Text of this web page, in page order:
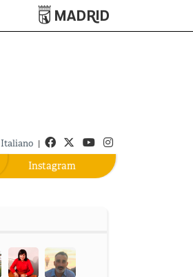
Turismo de Madrid
Italiano | Facebook
TwitterYoutube
Instagram
Instagram